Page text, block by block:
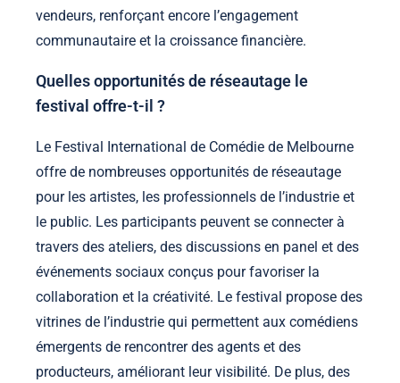
vendeurs, renforçant encore l’engagement
communautaire et la croissance financière.
Quelles opportunités de réseautage le
festival offre-t-il ?
Le Festival International de Comédie de Melbourne
offre de nombreuses opportunités de réseautage
pour les artistes, les professionnels de l’industrie et
le public. Les participants peuvent se connecter à
travers des ateliers, des discussions en panel et des
événements sociaux conçus pour favoriser la
collaboration et la créativité. Le festival propose des
vitrines de l’industrie qui permettent aux comédiens
émergents de rencontrer des agents et des
producteurs, améliorant leur visibilité. De plus, des